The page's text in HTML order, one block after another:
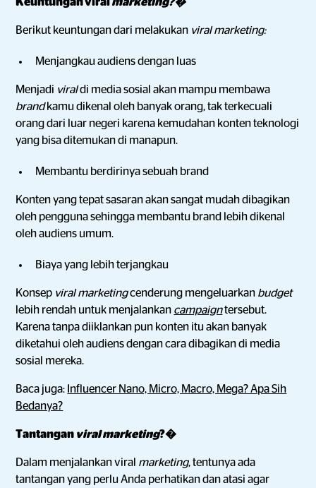
Berikut keuntungan dari melakukan viral marketing:
Menjangkau audiens dengan luas
Menjadi viraldi media sosial akan mampu membawa
brandkamu dikenal oleh banyak orang, tak terkecuali
orang dari luar negeri karena kemudahan konten teknologi
yang bisa ditemukan di manapun.
Membantu berdirinya sebuah brand
Konten yang tepat sasaran akan sangat mudah dibagikan
oleh pengguna sehingga membantu brand lebih dikenal
oleh audiens umum.
Biaya yang lebih terjangkau
Konsep viral marketingcenderung mengeluarkan budget
lebih rendah untuk menjalankan campaigntersebut.
Karena tanpa diiklankan pun konten itu akan banyak
diketahui oleh audiens dengan cara dibagikan di media
sosial mereka.
Baca juga: Influencer Nano, Micro, Macro, Mega? Apa Sih
Bedanya?
Tantangan viral marketing?�
Dalam menjalankan viral marketing, tentunya ada
tantangan yang perlu Anda perhatikan dan atasi agar